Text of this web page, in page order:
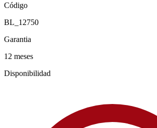
Código
BL_12750
Garantia
12 meses
Disponibilidad